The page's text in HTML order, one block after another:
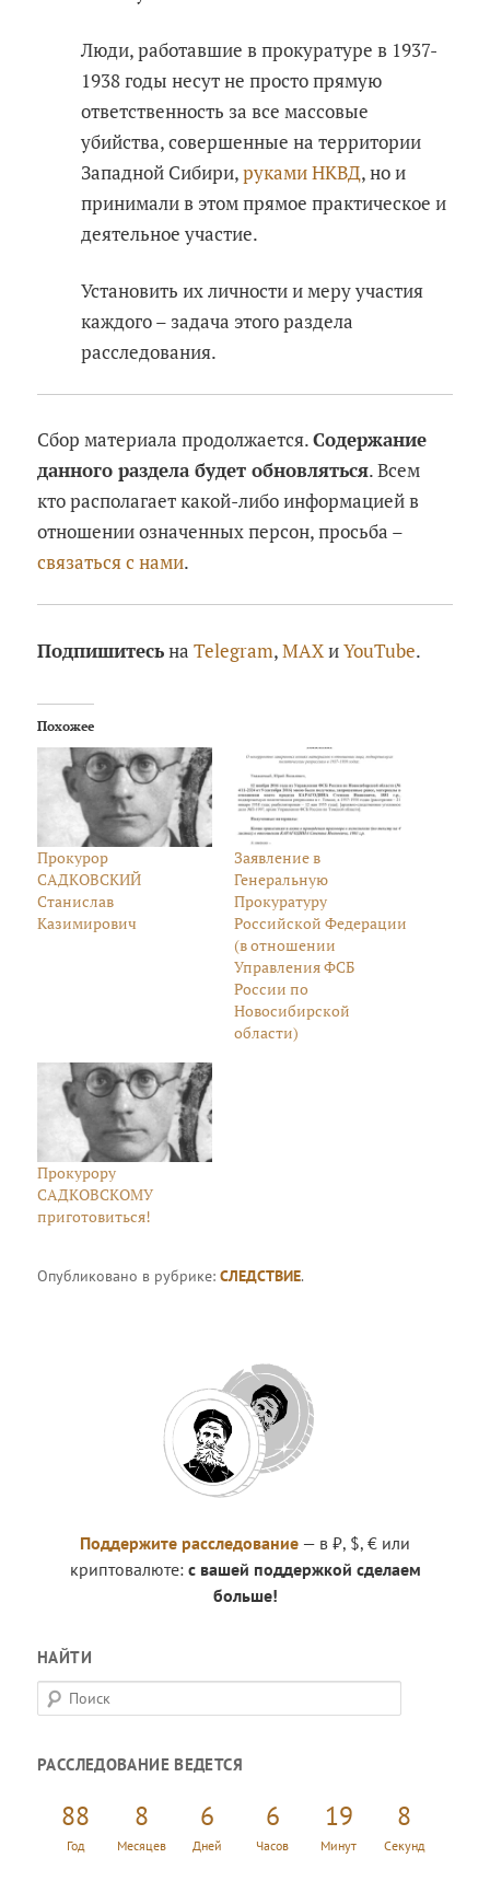
Люди, работавшие в прокуратуре в 1937-
1938 годы несут не просто прямую
ответственность за все массовые
убийства, совершенные на территории
Западной Сибири,руками НКВД, но и
принимали в этом прямое практическое и
деятельное участие.
Установить их личности и меру участия
каждого – задача этого раздела
расследования.
Сбор материала продолжается.Содержание
данного раздела будет обновляться. Всем
кто располагает какой-либо информацией в
отношении означенных персон, просьба –
связаться с нами.
ПодпишитесьнаTelegram,MAXиYouTube.
Похожее
Прокурор
САДКОВСКИЙ
Станислав
Казимирович
Заявление в
Генеральную
Прокуратуру
Российской Федерации
(в отношении
Управления ФСБ
России по
Новосибирской
области)
Прокурору
САДКОВСКОМУ
приготовиться!
Опубликовано в рубрике:СЛЕДСТВИЕ.
Поддержите расследование — в ₽, $, € или
криптовалюте: с вашей поддержкой сделаем
больше!
НАЙТИ
П
о
с
РАССЛЕДОВАНИЕ ВЕДЕТСЯ
88
Год
8
Месяцев
6
Дней
6
Часов
19
Минут
8
Секунд